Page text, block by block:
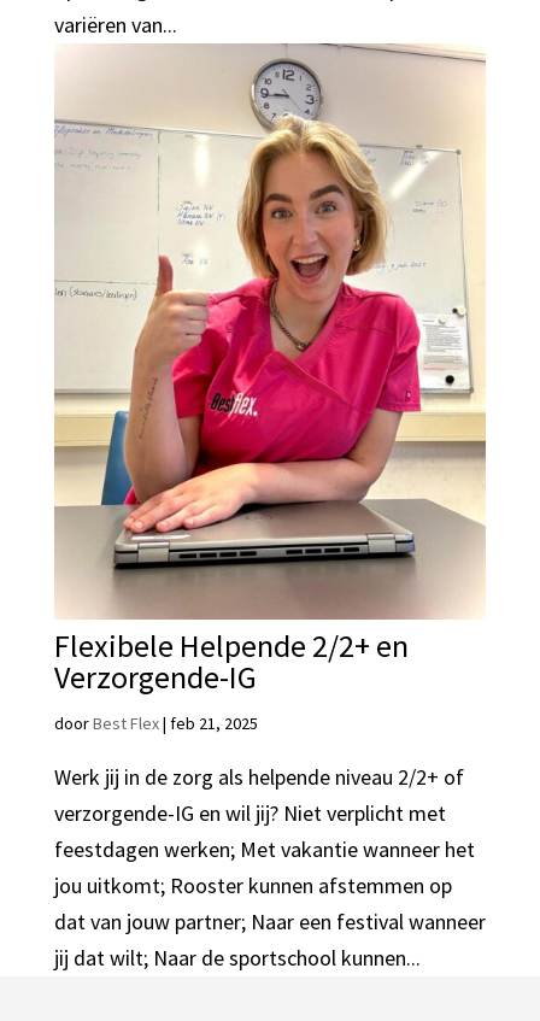
variëren van...
Flexibele Helpende 2/2+ en
Verzorgende-IG
doorBest Flex| feb 21, 2025
Werk jij in de zorg als helpende niveau 2/2+ of
verzorgende-IG en wil jij? Niet verplicht met
feestdagen werken; Met vakantie wanneer het
jou uitkomt; Rooster kunnen afstemmen op
dat van jouw partner; Naar een festival wanneer
jij dat wilt; Naar de sportschool kunnen...